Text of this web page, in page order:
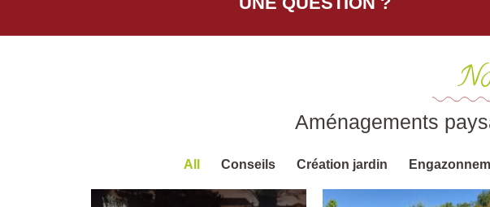
Aménagements
All Conseils Création jardin